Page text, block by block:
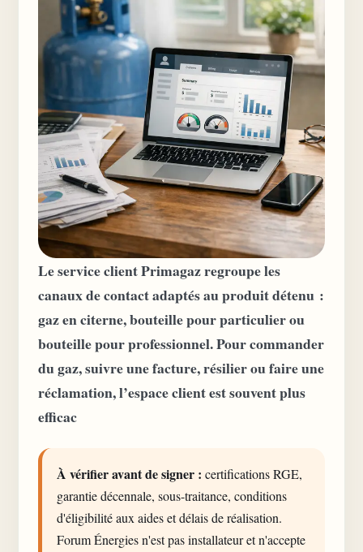
Le service client Primagaz regroupe les
canaux de contact adaptés au produit détenu :
gaz en citerne, bouteille pour particulier ou
bouteille pour professionnel. Pour commander
du gaz, suivre une facture, résilier ou faire une
réclamation, l’espace client est souvent plus
efficac
À vérifier avant de signer : certifications RGE,
garantie décennale, sous-traitance, conditions
d'éligibilité aux aides et délais de réalisation.
Forum Énergies n'est pas installateur et n'accepte